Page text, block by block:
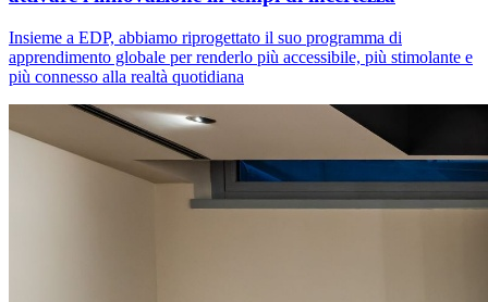
Insieme a EDP, abbiamo riprogettato il suo programma di
apprendimento globale per renderlo più accessibile, più stimolante e
più connesso alla realtà quotidiana